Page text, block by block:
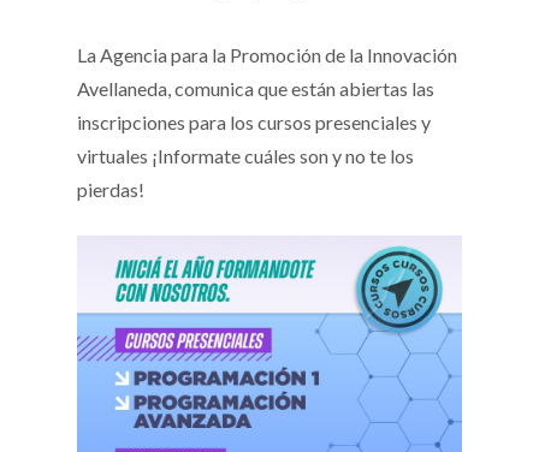
La Agencia para la Promoción de la Innovación
Avellaneda, comunica que están abiertas las
inscripciones para los cursos presenciales y
virtuales ¡Informate cuáles son y no te los
pierdas!